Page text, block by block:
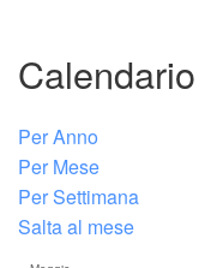
Per Anno
Per Mese
Per Settimana
Salta al mese